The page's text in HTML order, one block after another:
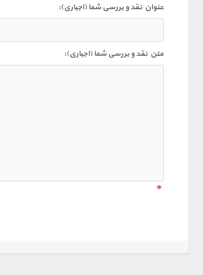
عنوان نقد و بررسی شما (اجباری):
متن نقد و بررسی شما (اجباری):
*